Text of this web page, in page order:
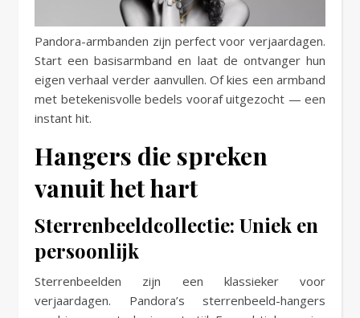
Pandora-armbanden zijn perfect voor verjaardagen.
Start een basisarmband en laat de ontvanger hun
eigen verhaal verder aanvullen. Of kies een armband
met betekenisvolle bedels vooraf uitgezocht — een
instant hit.
Hangers die spreken
vanuit het hart
Sterrenbeeldcollectie: Uniek en
persoonlijk
Sterrenbeelden zijn een klassieker voor
verjaardagen. Pandora’s sterrenbeeld-hangers